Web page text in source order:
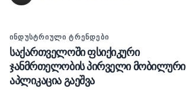
ᲘᲜᲓᲣᲡᲢᲠᲘᲣᲚᲘ ᲢᲠᲔᲜᲓᲔᲑᲘ
საქართველოში ფსიქიკური
ჯანმრთელობის პირველი მობილური
აპლიკაცია გაეშვა